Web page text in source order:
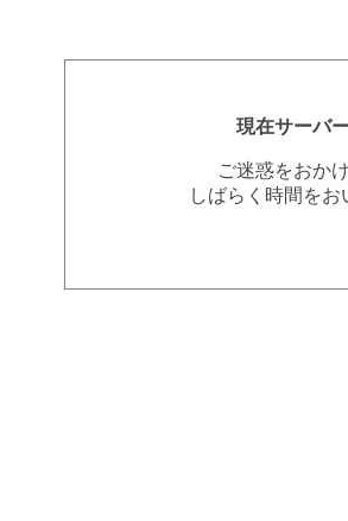
現在サーバ
ご迷惑をおか
しばらく時間を